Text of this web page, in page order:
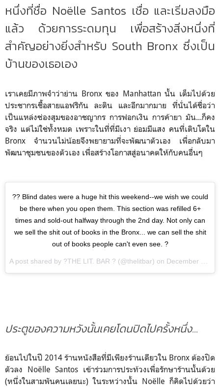
หนึ่งที่ชื่อ Noëlle Santos เชื่อ และเริ่มลงมือ
แล้ว ด้วยการระดมทุน เพื่อสร้างสิ่งหนึ่งที่
สำคัญอย่างยิ่งสำหรับ South Bronx ซึ่งเป็น
บ้านของเธอเอง
เราเคยมีภาพจำว่าย่าน Bronx ของ Manhattan นั้น เต็มไปด้วย
ประชากรเชื้อสายแอฟริกัน ละติน และอีกมากมาย ที่นั่นได้ชื่อว่า
เป็นแหล่งซ่องสุมของอาชญากร การฟอกเงิน การค้ายา มัน...ก็คง
จริง แต่ไม่ใช่ทั้งหมด เพราะในที่ที่มีเงา ย่อมมีแสง คนที่เติบโตใน
Bronx จำนวนไม่น้อยจึงพยายามที่จะพัฒนาตัวเอง เพื่อกลับมา
พัฒนาชุมชนของตัวเอง เพื่อสร้างโอกาสสู่อนาคตให้กับคนอื่นๆ
?? Blind dates were a huge hit this weekend--we wish we could
be there when you open them. This section was refilled 6+
times and sold-out halfway through the 2nd day. Not only can
we sell the shit out of books in the Bronx... we can sell the shit
out of books people can't even see. ?
A post shared by ?THE LIT. BAR ? (@thelitbar) on December 12th 2016
ประตูของความหวังนั้นเคยโดนปิดไปครั้งหนึ่ง...
ย้อนไปในปี 2014 ร้านหนังสือที่มีเพียงร้านเดียวใน Bronx ต้องปิด
ตัวลง Noëlle Santos เข้าร่วมการประท้วงเพื่อรักษาร้านนั้นด้วย
(หนึ่งในสามพันคนเลยนะ) ในระหว่างนั้น Noëlle ก็คิดไปด้วยว่า